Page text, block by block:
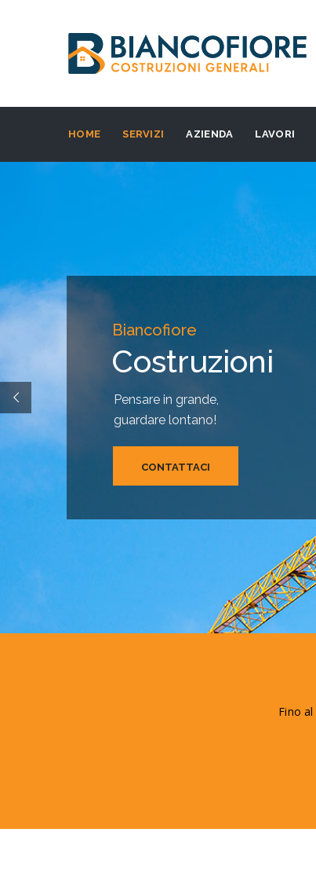
HOME SERVIZI AZIENDA LAVORI
Biancofiore
Costruzioni
Pensare in grande,
guardare lontano!
CONTATTACI
Fino al